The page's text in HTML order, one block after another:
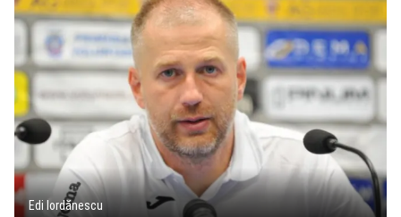
Edi Iordănescu